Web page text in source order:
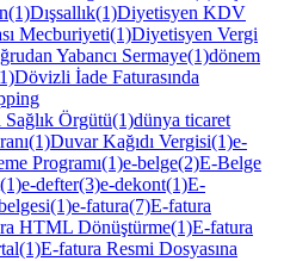
Dışsallık(1)Diyetisyen KDV
Mecburiyeti(1)Diyetisyen Vergi
Yabancı Sermaye(1)dönem
Dövizli İade Faturasında
Örgütü(1)dünya ticaret
Duvar Kağıdı Vergisi(1)e-
Programı(1)e-belge(2)E-Belge
e-defter(3)e-dekont(1)E-
e-fatura(7)E-fatura
HTML Dönüştürme(1)E-fatura
E-fatura Resmi Dosyasına